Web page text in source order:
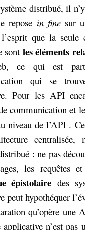
distribué, il
repose in finesur
que la
sont les éléments
ce qui est
qui se
Pour les API
communication et
niveau de l’API .
: ne pas
les requêtes
épistolairedes
peut hypothéquer
qu’opère
applicative n’est pas